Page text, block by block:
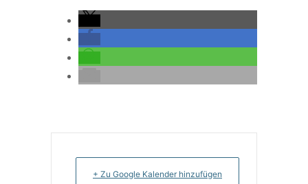
+ Zu Google Kalender hinzufügen